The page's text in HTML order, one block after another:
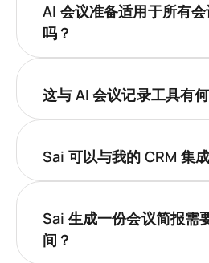
AI 会议准备适用于所有
吗？
这与 AI 会议记录工具有
Sai 可以与我的 CRM 集
Sai 生成一份会议简报需
间？